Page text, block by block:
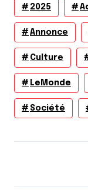
2025
Annonce
Culture
LeMonde
Société